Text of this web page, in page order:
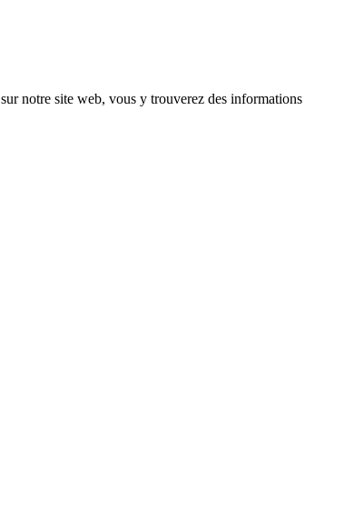
sur notre site web, vous y trouverez des informations